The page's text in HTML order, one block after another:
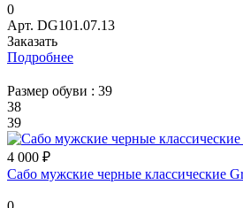
0
Арт. DG101.07.13
Заказать
Подробнее
Размер обуви : 39
38
39
4 000 ₽
Сабо мужские черные классические